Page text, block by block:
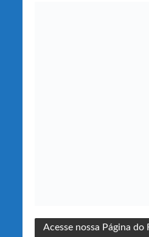
Acesse nossa Página do